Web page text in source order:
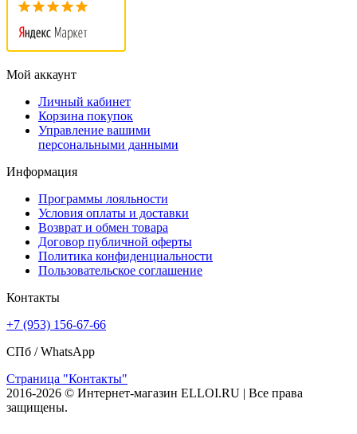
Мой аккаунт
Личный кабинет
Корзина покупок
Управление вашими
персональными данными
Информация
Программы лояльности
Условия оплаты и доставки
Возврат и обмен товара
Договор публичной оферты
Политика конфиденциальности
Пользовательское соглашение
Контакты
+7 (953) 156-67-66
СПб /WhatsApp
Страница "Контакты"
2016-2026 © Интернет-магазин ELLOI.RU | Все права
защищены.